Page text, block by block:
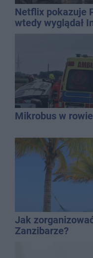
Netflix pokazuje
wtedy wyglądał
Mikrobus w
Jak
Zanzibarze?